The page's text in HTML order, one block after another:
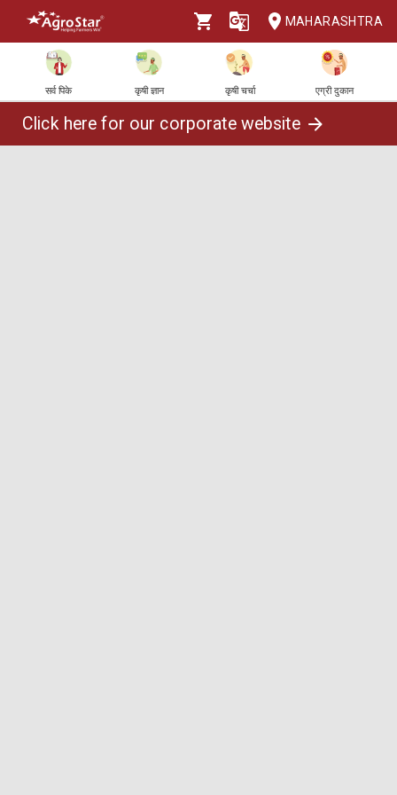
MAHARASHTRA
सर्व पिके कृषी ज्ञान कृषी चर्चा एग्री दुकान
Click here for our corporate website